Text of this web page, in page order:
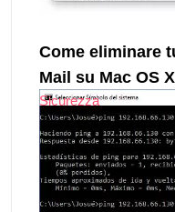
Come eliminare
Mail su Mac OS X
Sicurezza